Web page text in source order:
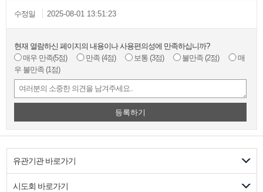
수정일 2025-08-01 13:51:23
현재 열람하신 페이지의 내용이나 사용편의성에 만족하십니까?
매우 만족(5점) 만족 (4점) 보통 (3점) 불만족 (2점)
매
우 불만족 (1점)
등록하기
유관기관 바로가기
시도회 바로가기